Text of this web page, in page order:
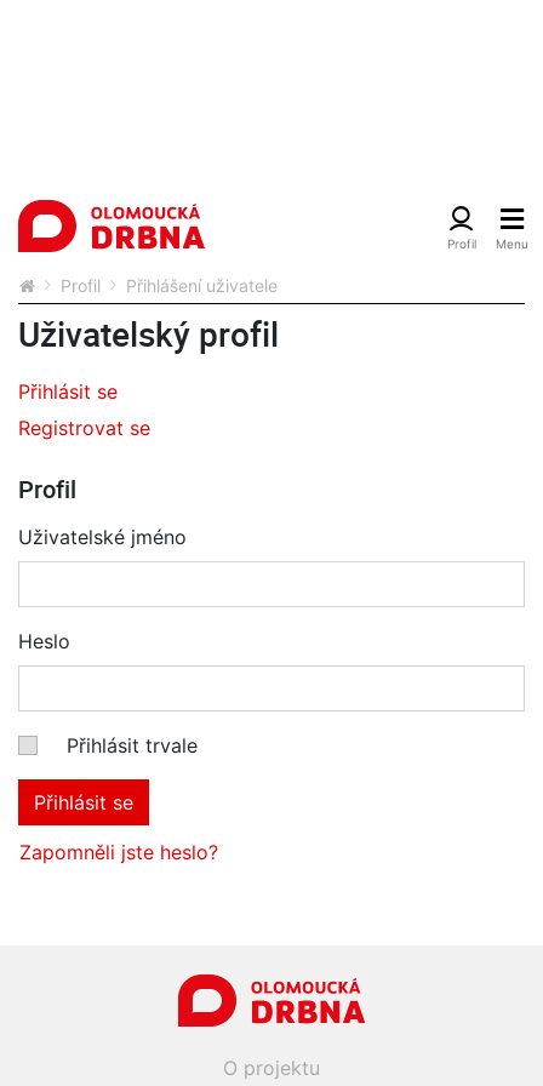
Profil Přihlášení uživatele
Uživatelský profil
Přihlásit se
Registrovat se
Profil
Uživatelské jméno
Heslo
Přihlásit trvale
Přihlásit se
Zapomněli jste heslo?
O projektu